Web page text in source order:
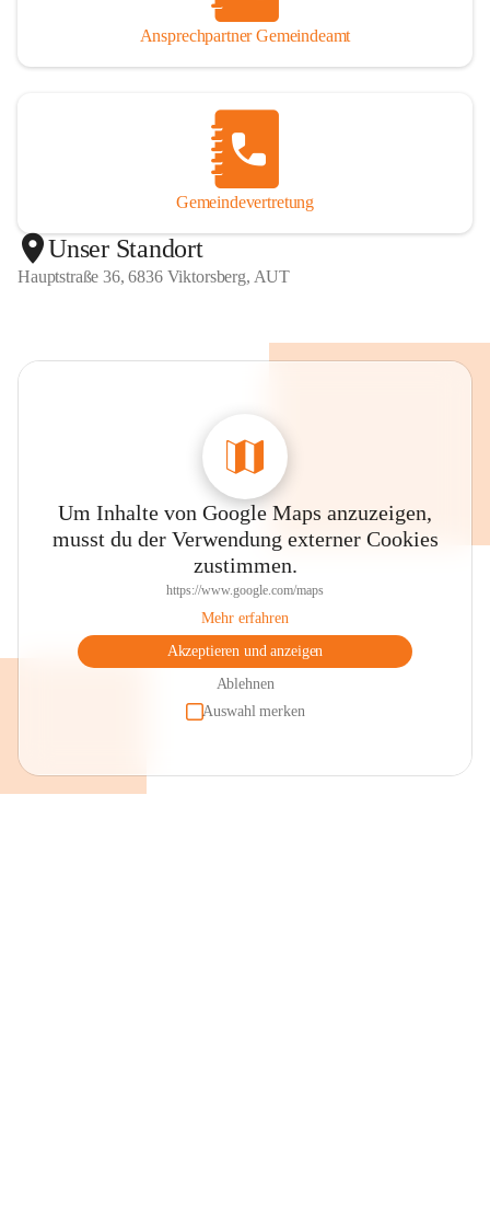
Ansprechpartner Gemeindeamt
Gemeindevertretung
Unser Standort
Hauptstraße 36, 6836 Viktorsberg, AUT
Um Inhalte von Google Maps anzuzeigen,
musst du der Verwendung externer Cookies
zustimmen.
https://www.google.com/maps
Mehr erfahren
Akzeptieren und anzeigen
Ablehnen
Auswahl merken